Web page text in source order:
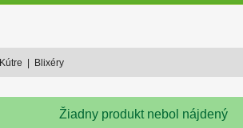
Kútre Blixéry
Žiadny produkt nebol nájdený